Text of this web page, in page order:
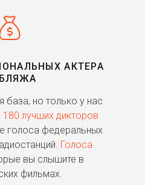
АКТЕРА
база, но только у нас
180 лучших дикторов
голоса федеральных
Голоса
вы слышите в
фильмах.